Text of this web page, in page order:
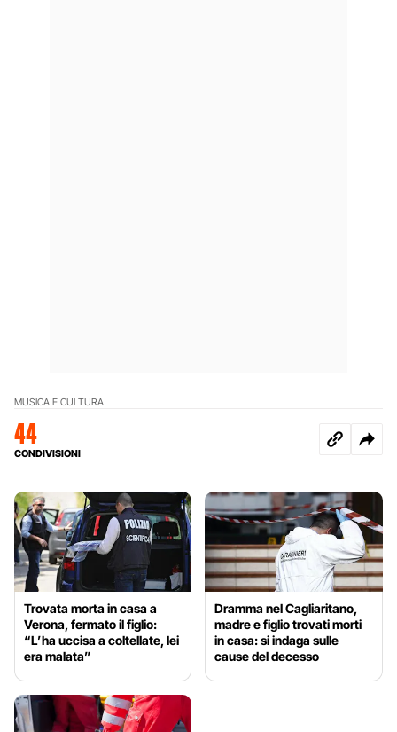
MUSICA E CULTURA
44
CONDIVISIONI
Trovata morta in casa a
Verona, fermato il figlio:
“L’ha uccisa a coltellate, lei
era malata”
Dramma nel Cagliaritano,
madre e figlio trovati morti
in casa: si indaga sulle
cause del decesso